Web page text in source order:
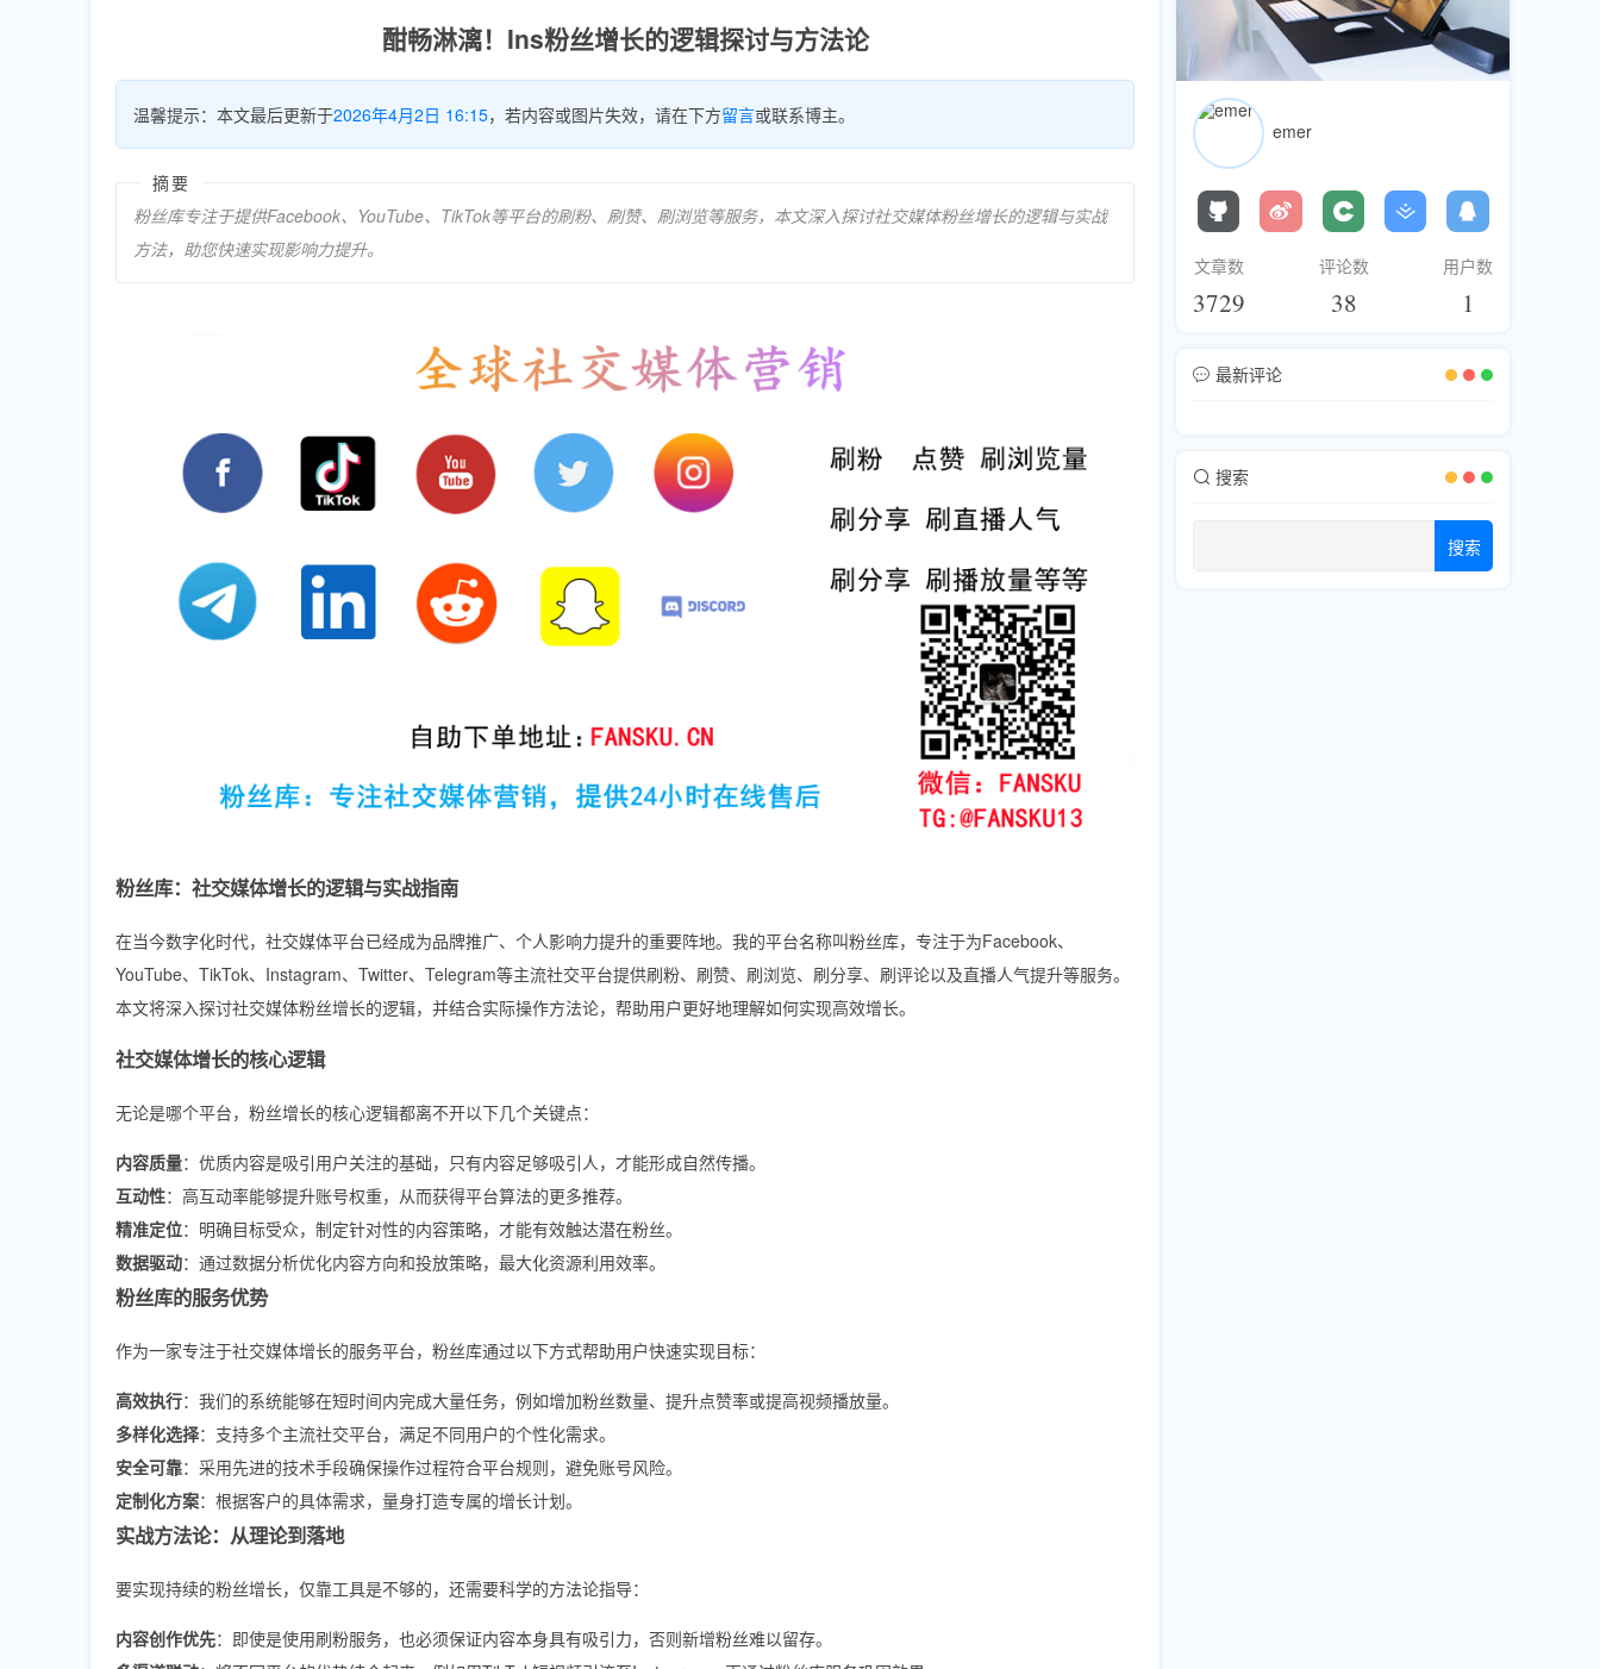
酣畅淋漓！Ins粉丝增长的逻辑探讨与方法论
温馨提示：本文最后更新于2026年4月2日 16:15，若内容或图片失效，请在下方留言或联系博主。
摘要
粉丝库专注于提供Facebook、YouTube、TikTok等平台的刷粉、刷赞、刷浏览等服务，本文深入探讨社交媒体粉丝增长的逻辑与实战
方法，助您快速实现影响力提升。
粉丝库：社交媒体增长的逻辑与实战指南
在当今数字化时代，社交媒体平台已经成为品牌推广、个人影响力提升的重要阵地。我的平台名称叫粉丝库，专注于为Facebook、
YouTube、TikTok、Instagram、Twitter、Telegram等主流社交平台提供刷粉、刷赞、刷浏览、刷分享、刷评论以及直播人气提升等服务。
本文将深入探讨社交媒体粉丝增长的逻辑，并结合实际操作方法论，帮助用户更好地理解如何实现高效增长。
社交媒体增长的核心逻辑
无论是哪个平台，粉丝增长的核心逻辑都离不开以下几个关键点：
内容质量：优质内容是吸引用户关注的基础，只有内容足够吸引人，才能形成自然传播。
互动性：高互动率能够提升账号权重，从而获得平台算法的更多推荐。
精准定位：明确目标受众，制定针对性的内容策略，才能有效触达潜在粉丝。
数据驱动：通过数据分析优化内容方向和投放策略，最大化资源利用效率。
粉丝库的服务优势
作为一家专注于社交媒体增长的服务平台，粉丝库通过以下方式帮助用户快速实现目标：
高效执行：我们的系统能够在短时间内完成大量任务，例如增加粉丝数量、提升点赞率或提高视频播放量。
多样化选择：支持多个主流社交平台，满足不同用户的个性化需求。
安全可靠：采用先进的技术手段确保操作过程符合平台规则，避免账号风险。
定制化方案：根据客户的具体需求，量身打造专属的增长计划。
实战方法论：从理论到落地
要实现持续的粉丝增长，仅靠工具是不够的，还需要科学的方法论指导：
内容创作优先：即使是使用刷粉服务，也必须保证内容本身具有吸引力，否则新增粉丝难以留存。
emer
文章数
3729
评论数
38
用户数
1
最新评论
搜索
搜索